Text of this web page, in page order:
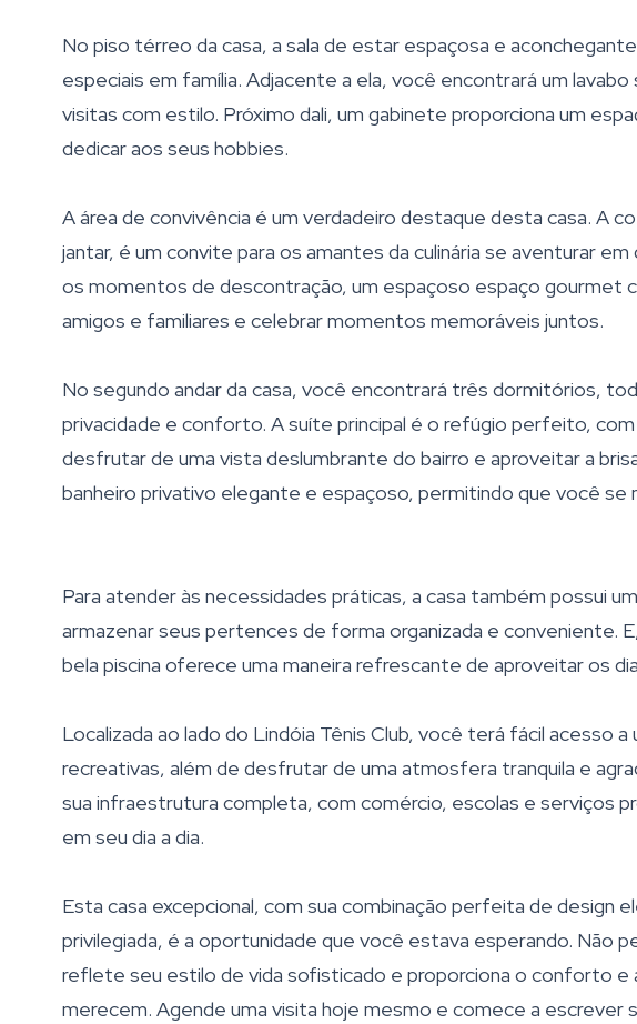
No piso térreo da casa, a sala de estar espaçosa e
especiais em família. Adjacente a ela, você encontrará um
visitas com estilo. Próximo dali, um gabinete proporciona um
dedicar aos seus hobbies.
A área de convivência é um verdadeiro destaque desta casa. A
jantar, é um convite para os amantes da culinária se aventurar
os momentos de descontração, um espaçoso espaço gourmet
amigos e familiares e celebrar momentos memoráveis juntos.
No segundo andar da casa, você encontrará três dormitórios,
privacidade e conforto. A suíte principal é o refúgio perfeito,
desfrutar de uma vista deslumbrante do bairro e aproveitar a
banheiro privativo elegante e espaçoso, permitindo que você se
Para atender às necessidades práticas, a casa também possui
armazenar seus pertences de forma organizada e conveniente.
bela piscina oferece uma maneira refrescante de aproveitar os
Localizada ao lado do Lindóia Tênis Club, você terá fácil acesso
recreativas, além de desfrutar de uma atmosfera tranquila e
sua infraestrutura completa, com comércio, escolas e serviços
em seu dia a dia.
Esta casa excepcional, com sua combinação perfeita de design
privilegiada, é a oportunidade que você estava esperando. Não
reflete seu estilo de vida sofisticado e proporciona o conforto e
merecem. Agende uma visita hoje mesmo e comece a escrever